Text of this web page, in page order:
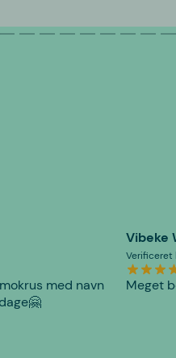
med navn
Vibeke
Meget